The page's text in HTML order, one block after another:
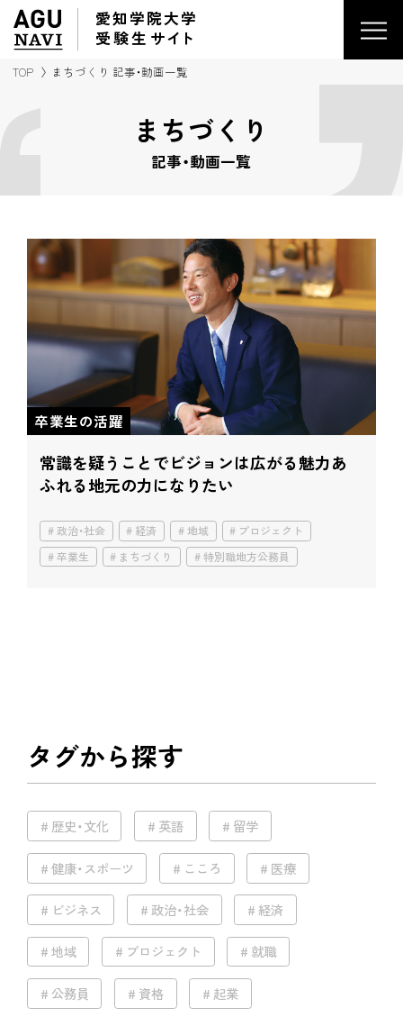
愛知学院大学
受験生 サイ ト
TOP まちづくり 記事・動画一覧
まちづくり
記事・動画一覧
卒業生の活躍
常識を疑うことでビジョンは広がる魅力あ
ふれる地元の力になりたい
政治・社会 経済 地域
プロジェクト
卒業生
まちづくり 特別職地方公務員
タグから探す
歴史・文化 英語 留学
健康・スポーツ こころ 医療
ビジネス 政治・社会 経済
地域 プロジェクト 就職
公務員 資格 起業